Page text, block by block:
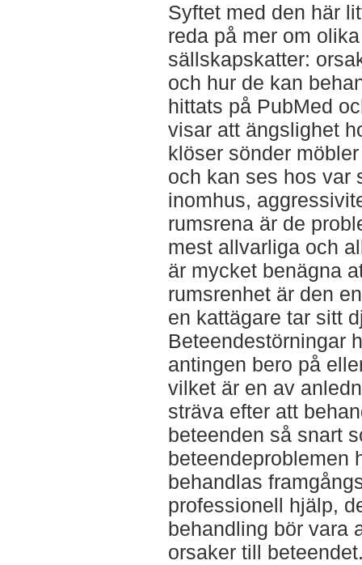
Syftet med den här
reda på mer om
sällskapskatter:
och hur de kan
hittats på PubMed
visar att ängslighet
klöser sönder
och kan ses hos var
inomhus,
rumsrena är de
mest allvarliga och
är mycket benägna
rumsrenhet är den
en kattägare tar sitt
Beteendestörningar
antingen bero på
vilket är en av
sträva efter att
beteenden så snart
beteendeproblemen
behandlas
professionell hjälp,
behandling bör vara
orsaker till